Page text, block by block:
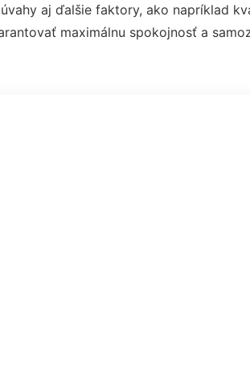
aj ďalšie faktory, ako napríklad
maximálnu spokojnosť a